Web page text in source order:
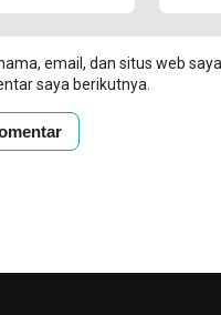
email, dan situs web
saya berikutnya.